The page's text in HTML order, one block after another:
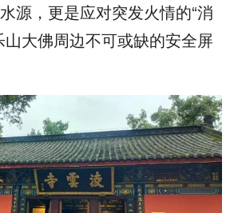
源，更是应对突发火情的“消
山大佛周边不可或缺的安全屏